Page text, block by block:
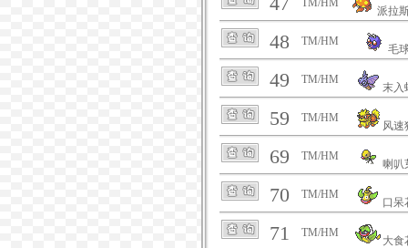
TM/HM
派拉
48 TM/HM
毛
49 TM/HM
末入
59 TM/HM
风速
69 TM/HM
喇叭
70 TM/HM
口呆
71 TM/HM
大食